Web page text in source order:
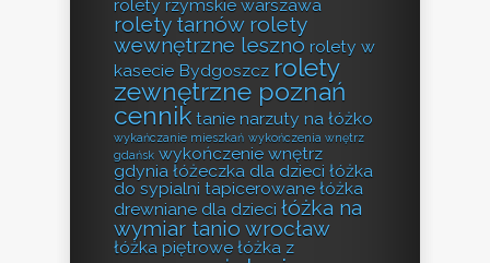
rolety rzymskie warszawa
rolety tarnów rolety
wewnętrzne leszno rolety w
kasecie Bydgoszcz rolety
zewnętrzne poznań
cennik tanie narzuty na łóżko
wykańczanie mieszkań wykończenia wnętrz
gdańsk wykończenie wnętrz
gdynia łóżeczka dla dzieci łóżka
do sypialni tapicerowane łóżka
drewniane dla dzieci łóżka na
wymiar tanio wrocław
łóżka piętrowe łóżka z